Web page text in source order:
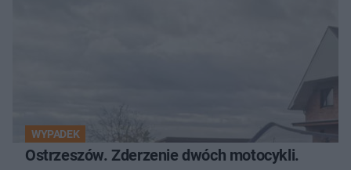
WYPADEK
Ostrzeszów. Zderzenie dwóch motocykli.